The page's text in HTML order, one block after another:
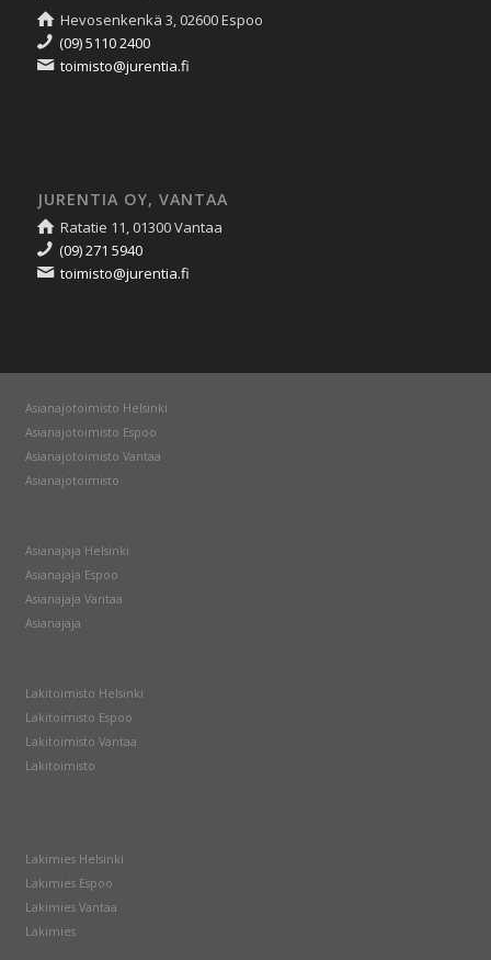
Hevosenkenkä 3, 02600 Espoo
(09) 5110 2400
toimisto@jurentia.fi
JURENTIA OY, VANTAA
Ratatie 11, 01300 Vantaa
(09) 271 5940
toimisto@jurentia.fi
Asianajotoimisto Helsinki
Asianajotoimisto Espoo
Asianajotoimisto Vantaa
Asianajotoimisto
Asianajaja Helsinki
Asianajaja Espoo
Asianajaja Vantaa
Asianajaja
Lakitoimisto Helsinki
Lakitoimisto Espoo
Lakitoimisto Vantaa
Lakitoimisto
Lakimies Helsinki
Lakimies Espoo
Lakimies Vantaa
Lakimies